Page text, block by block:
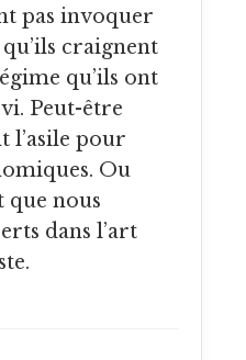
pas invoquer
craignent
qu’ils ont
Peut-être
l’asile pour
Ou
nous
dans l’art